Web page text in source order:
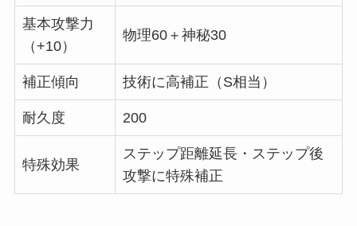
基本攻撃力
（+10）
物理60＋神秘30
補正傾向 技術に高補正（S相当）
耐久度 200
特殊効果
ステップ距離延長・ステップ後
攻撃に特殊補正